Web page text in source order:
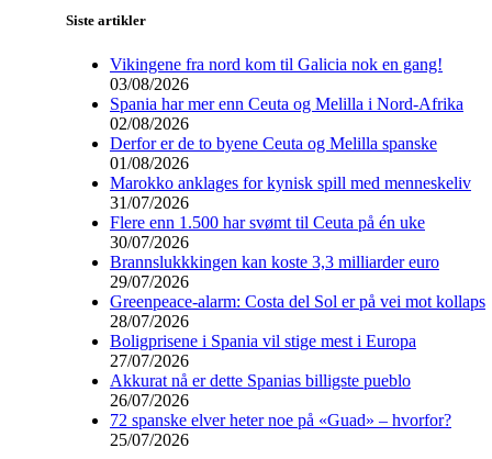
Siste artikler
Vikingene fra nord kom til Galicia nok en gang!
03/08/2026
Spania har mer enn Ceuta og Melilla i Nord-Afrika
02/08/2026
Derfor er de to byene Ceuta og Melilla spanske
01/08/2026
Marokko anklages for kynisk spill med menneskeliv
31/07/2026
Flere enn 1.500 har svømt til Ceuta på én uke
30/07/2026
Brannslukkkingen kan koste 3,3 milliarder euro
29/07/2026
Greenpeace-alarm: Costa del Sol er på vei mot kollaps
28/07/2026
Boligprisene i Spania vil stige mest i Europa
27/07/2026
Akkurat nå er dette Spanias billigste pueblo
26/07/2026
72 spanske elver heter noe på «Guad» – hvorfor?
25/07/2026